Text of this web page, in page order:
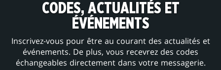
CODES, ACTUALITÉS ET
ÉVÉNEMENTS
Inscrivez-vous pour être au courant des actualités et
événements. De plus, vous recevrez des codes
échangeables directement dans votre messagerie.